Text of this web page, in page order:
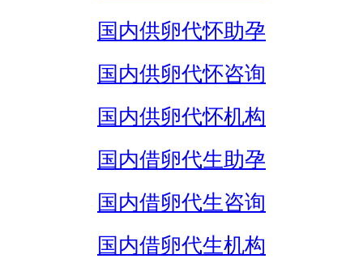
国内供卵代怀助孕
国内供卵代怀咨询
国内供卵代怀机构
国内借卵代生助孕
国内借卵代生咨询
国内借卵代生机构